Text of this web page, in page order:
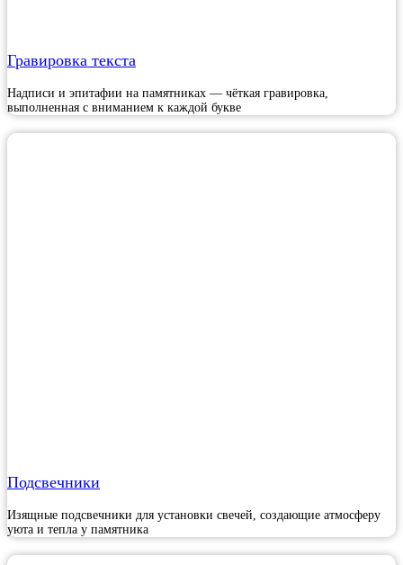
Гравировка текста
Надписи и эпитафии на памятниках — чёткая гравировка,
выполненная с вниманием к каждой букве
Подсвечники
Изящные подсвечники для установки свечей, создающие атмосферу
уюта и тепла у памятника